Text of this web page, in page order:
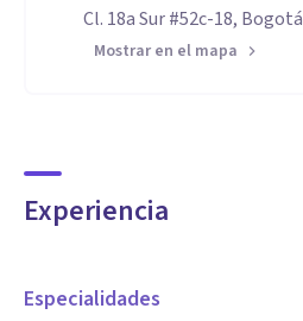
Cl. 18a Sur #52c-18, Bogotá
Mostrar en el mapa
Experiencia
Especialidades